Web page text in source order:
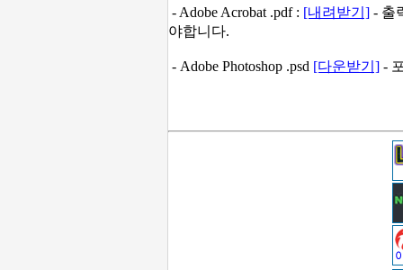
- Adobe Acrobat .pdf : [내려받기] - 출
야합니다.
- Adobe Photoshop .psd [다운받기] -